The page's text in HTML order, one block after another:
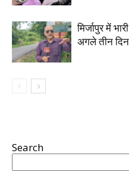
मिर्जापुर में
अगले तीन दिन
Search